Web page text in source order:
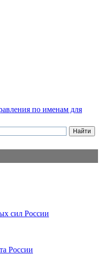
по именам для
сил России
России